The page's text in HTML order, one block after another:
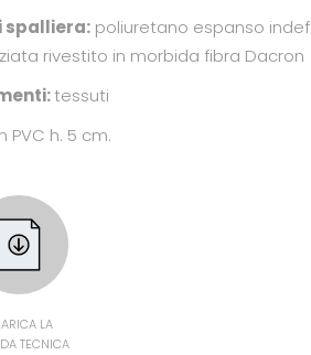
spalliera: poliuretano espanso
rivestito in morbida fibra Dacron
tessuti
PVC h. 5 cm.
LA
TECNICA